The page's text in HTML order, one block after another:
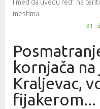
i med da uvedu red” na
mestima.
31.
kornjača
Kraljevac,
fijakerom...